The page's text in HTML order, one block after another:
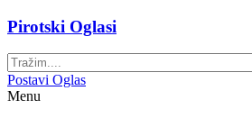
Pirotski Oglasi
Postavi Oglas
Menu